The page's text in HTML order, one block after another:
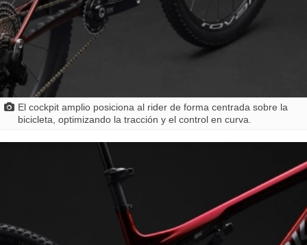
El cockpit amplio posiciona al rider de forma centrada sobre la
bicicleta, optimizando la tracción y el control en curva.